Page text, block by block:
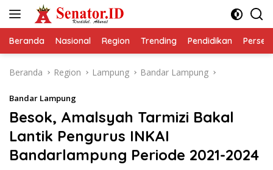
Beranda Nasional Region Trending Pendidikan
Beranda Region Lampung Bandar Lampung
Bandar Lampung
Besok, Amalsyah Tarmizi Bakal
Lantik Pengurus INKAI
Bandarlampung Periode 2021-2024